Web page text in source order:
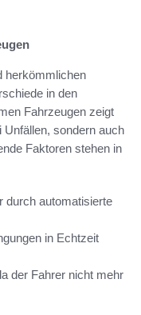
herkömmlichen
in den
Fahrzeugen zeigt
Unfällen, sondern auch
Faktoren stehen in
durch automatisierte
in Echtzeit
der Fahrer nicht mehr